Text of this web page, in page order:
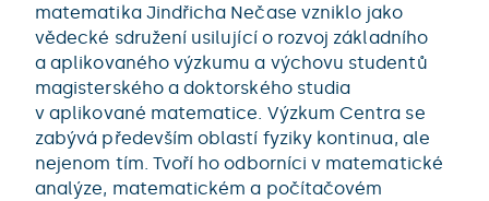
matematika Jindřicha Nečase vzniklo jako
vědecké sdružení usilující o rozvoj základního
a aplikovaného výzkumu a výchovu studentů
magisterského a doktorského studia
v aplikované matematice. Výzkum Centra se
zabývá především oblastí fyziky kontinua, ale
nejenom tím. Tvoří ho odborníci v matematické
analýze, matematickém a počítačovém